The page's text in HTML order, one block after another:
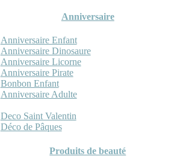
Anniversaire
Anniversaire Enfant
Anniversaire Dinosaure
Anniversaire Licorne
Anniversaire Pirate
Bonbon Enfant
Anniversaire Adulte
Deco Saint Valentin
Déco de Pâques
Produits de beauté